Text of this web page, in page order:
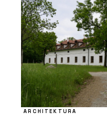
ARCHITEKTURA